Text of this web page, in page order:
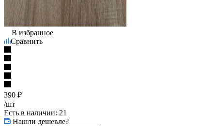
В избранное
Сравнить
390 ₽
/шт
Есть в наличии: 21
Нашли дешевле?